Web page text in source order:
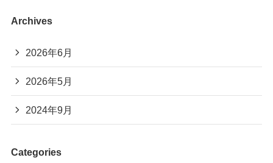
Archives
2026年6月
2026年5月
2024年9月
Categories